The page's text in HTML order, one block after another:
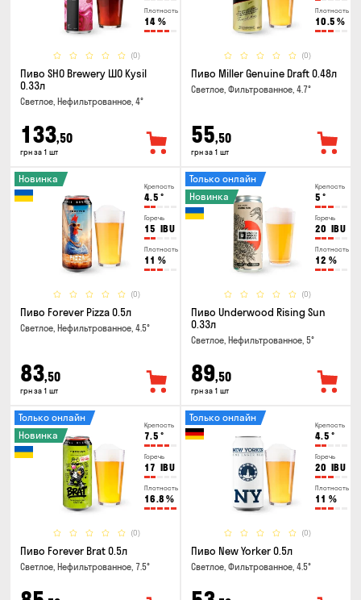
Плотность
14 %
(0)
Пиво SHO Brewery ШО Kysil
0.33л
Светлое, Нефильтрованное, 4°
133,50
грн за 1 шт
Плотность
10.5 %
(0)
Пиво Miller Genuine Draft 0.48л
Светлое, Фильтрованное, 4.7°
55,50
грн за 1 шт
Крепость
4.5 °
Горечь
15 IBU
Плотность
11 %
(0)
Новинка
Пиво Forever Pizza 0.5л
Светлое, Нефильтрованное, 4.5°
83,50
грн за 1 шт
Крепость
5 °
Горечь
20 IBU
Плотность
12 %
(0)
Только онлайн
Новинка
Пиво Underwood Rising Sun
0.33л
Светлое, Нефильтрованное, 5°
89,50
грн за 1 шт
Крепость
7.5 °
Горечь
17 IBU
Плотность
16.8 %
(0)
Только онлайн
Новинка
Пиво Forever Brat 0.5л
Светлое, Нефильтрованное, 7.5°
Крепость
4.5 °
Горечь
20 IBU
Плотность
11 %
(0)
Только онлайн
Пиво New Yorker 0.5л
Светлое, Фильтрованное, 4.5°